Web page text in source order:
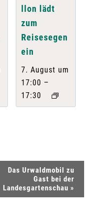
llon lädt
zum
Reisesegen
ein
7. August um
17:00 –
17:30
Das Urwaldmobil zu
Gast bei der
Landesgartenschau »